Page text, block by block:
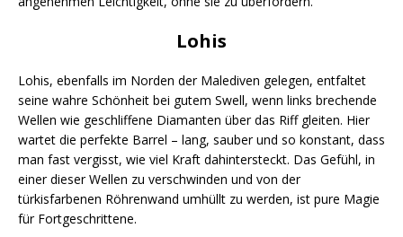
Lohis
Lohis, ebenfalls im Norden der Malediven gelegen, entfaltet
seine wahre Schönheit bei gutem Swell, wenn links brechende
Wellen wie geschliffene Diamanten über das Riff gleiten. Hier
wartet die perfekte Barrel – lang, sauber und so konstant, dass
man fast vergisst, wie viel Kraft dahintersteckt. Das Gefühl, in
einer dieser Wellen zu verschwinden und von der
türkisfarbenen Röhrenwand umhüllt zu werden, ist pure Magie
für Fortgeschrittene.